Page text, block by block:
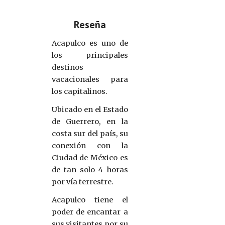
Reseña
Acapulco es uno de
los principales
destinos
vacacionales para
los capitalinos.
Ubicado en el Estado
de Guerrero, en la
costa sur del país, su
conexión con la
Ciudad de México es
de tan solo 4 horas
por vía terrestre.
Acapulco tiene el
poder de encantar a